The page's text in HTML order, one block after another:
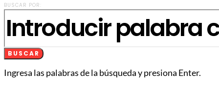
BUSCAR POR:
BUSCAR
Ingresa las palabras de la búsqueda y presiona Enter.